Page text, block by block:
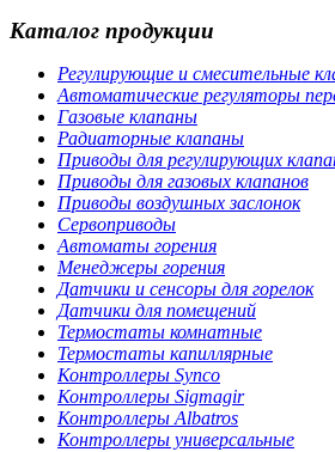
Каталог продукции
Регулирующие и смесительные
Автоматические регуляторы
Газовые клапаны
Радиаторные клапаны
Приводы для регулирующих
Приводы для газовых клапанов
Приводы воздушных заслонок
Сервоприводы
Автоматы горения
Менеджеры горения
Датчики и сенсоры для горелок
Датчики для помещений
Термостаты комнатные
Термостаты капиллярные
Контроллеры Synco
Контроллеры Sigmagir
Контроллеры Albatros
Контроллеры универсальные